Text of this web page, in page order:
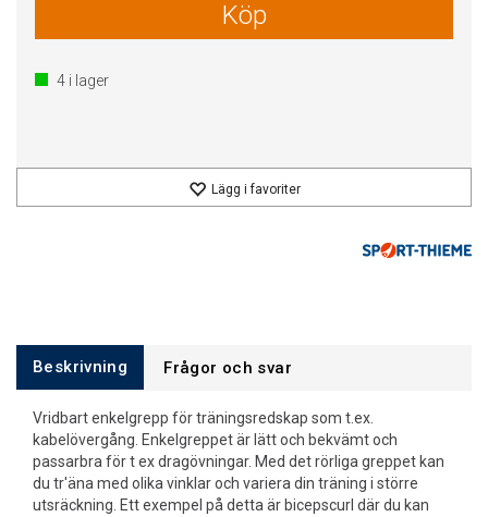
Köp
4 i lager
Lägg i favoriter
Beskrivning Frågor och svar
Vridbart enkelgrepp för träningsredskap som t.ex.
kabelövergång. Enkelgreppet är lätt och bekvämt och
passarbra för t ex dragövningar. Med det rörliga greppet kan
du tr'äna med olika vinklar och variera din träning i större
utsräckning. Ett exempel på detta är bicepscurl där du kan